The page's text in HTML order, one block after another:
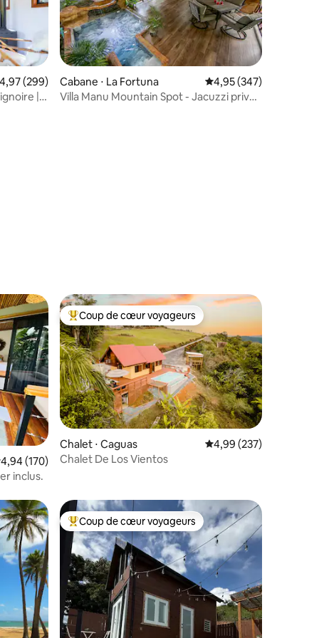
: 4,99 sur 5
moyenne sur la base de 299 commentaires : 4,97 sur 5
4,97 (299)
|
Cabane ⋅ La Fortuna Évaluation moyenne
4,95 (347)
Villa Manu Mountain Spot - Jacuzzi privé
: 4,99 sur 5
moyenne sur la base de 170 commentaires : 4,94 sur 5
4,94 (170)
inclus.
Coups de cœur voyageurs les plus appréciés
Coup de cœur voyageurs
Chalet ⋅ Caguas Évaluation moyenne
4,99 (237)
Chalet De Los Vientos
Coups de cœur voyageurs les plus appréciés
Coup de cœur voyageurs